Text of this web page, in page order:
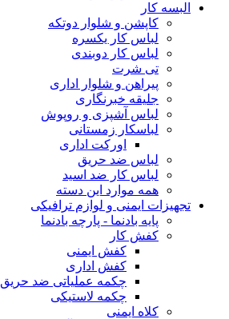
البسه کار
کاپشن و شلوار دوتکه
لباس کار یکسره
لباس کار دوبندی
تی شرت
پیراهن و شلوار اداری
جلیقه خبرنگاری
لباس آشپزی و روپوش
لباسکار زمستانی
اورکت اداری
لباس ضد حریق
لباس کار ضد اسید
همه موارد این دسته
تجهیزات ایمنی و لوازم ترافیکی
پایه بادنما - پارچه بادنما
کفش کار
کفش ایمنی
کفش اداری
چکمه عملیاتی ضد حریق
چکمه لاستیکی
کلاه ایمنی